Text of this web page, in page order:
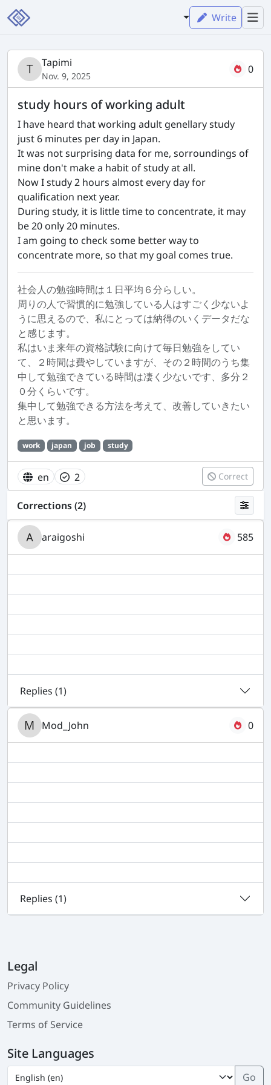
Write
Tapimi
Nov. 9, 2025
0
study hours of working adult
I have heard that working adult genellary study
just 6 minutes per day in Japan.
It was not surprising data for me, sorroundings of
mine don't make a habit of study at all.
Now I study 2 hours almost every day for
qualification next year.
During study, it is little time to concentrate, it may
be 20 only 20 minutes.
I am going to check some better way to
concentrate more, so that my goal comes true.
社会人の勉強時間は１日平均６分らしい。
周りの人で習慣的に勉強している人はすごく少ないよ
うに思えるので、私にとっては納得のいくデータだな
と感じます。
私はいま来年の資格試験に向けて毎日勉強をしてい
て、２時間は費やしていますが、その２時間のうち集
中して勉強できている時間は凄く少ないです、多分２
０分くらいです。
集中して勉強できる方法を考えて、改善していきたい
と思います。
work japan job study
en 2 Correct
Corrections (2)
araigoshi 585
Replies (1)
Mod_John 0
Replies (1)
Legal
Privacy Policy
Community Guidelines
Terms of Service
Site Languages